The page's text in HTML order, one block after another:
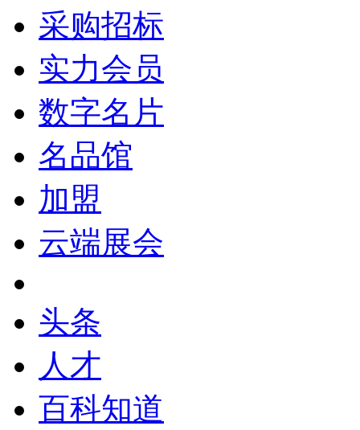
采购招标
实力会员
数字名片
名品馆
加盟
云端展会
头条
人才
百科知道